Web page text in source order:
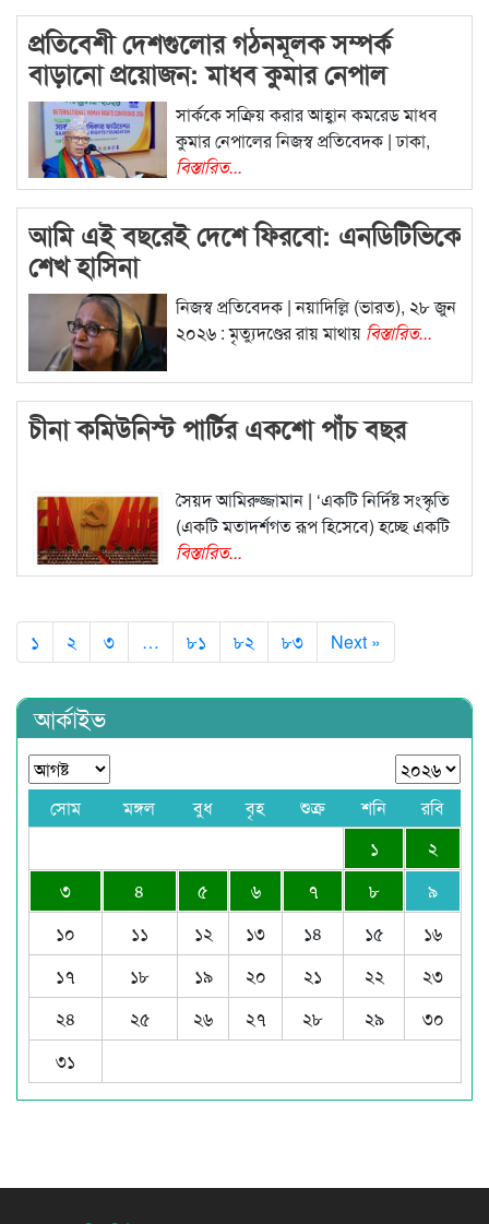
প্রতিবেশী দেশগুলোর গঠনমূলক সম্পর্ক
বাড়ানো প্রয়োজন: মাধব কুমার নেপাল
সার্ককে সক্রিয় করার আহ্বান কমরেড মাধব
কুমার নেপালের নিজস্ব প্রতিবেদক | ঢাকা,
বিস্তারিত...
আমি এই বছরেই দেশে ফিরবো: এনডিটিভিকে
শেখ হাসিনা
নিজস্ব প্রতিবেদক | নয়াদিল্লি (ভারত), ২৮ জুন
২০২৬ : মৃত্যুদণ্ডের রায় মাথায় বিস্তারিত...
চীনা কমিউনিস্ট পার্টির একশো পাঁচ বছর
সৈয়দ আমিরুজ্জামান | ‘একটি নির্দিষ্ট সংস্কৃতি
(একটি মতাদর্শগত রূপ হিসেবে) হচ্ছে একটি
বিস্তারিত...
১ ২ ৩ … ৮১ ৮২ ৮৩ Next »
আর্কাইভ
সোম মঙ্গল বুধ বৃহ শুক্র শনি
রবি
১
২
৩
৪ ৫ ৬ ৭ ৮
৯
১০
১১ ১২ ১৩ ১৪ ১৫
১৬
১৭
১৮ ১৯ ২০ ২১ ২২
২৩
২৪
২৫ ২৬ ২৭ ২৮ ২৯
৩০
৩১